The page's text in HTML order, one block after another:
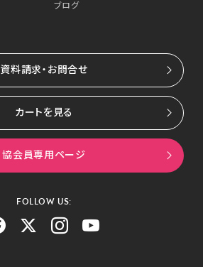
ブログ
資料請求・お問合せ
カートを見る
協会員専用ページ
FOLLOW US: